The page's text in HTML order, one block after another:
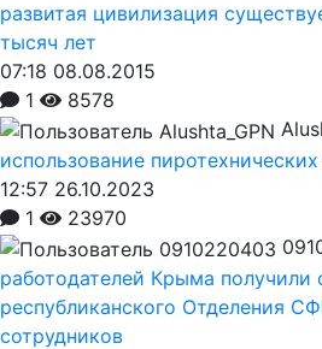
развитая цивилизация
тысяч лет
07:18 08.08.2015
1
8578
использование
12:57 26.10.2023
1
23970
работодателей Крыма получили
республиканского Отделения
сотрудников